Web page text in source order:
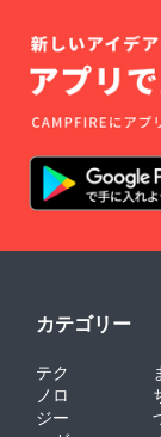
カテゴリー
テク
ノロ
ジー